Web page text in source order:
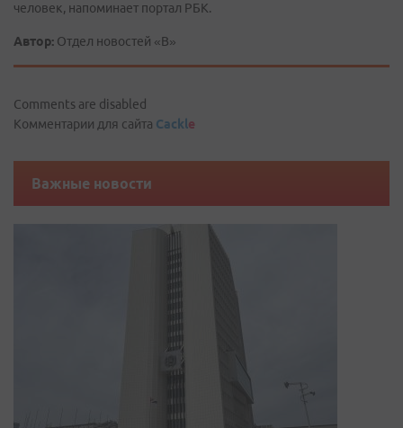
человек, напоминает портал РБК.
Автор: Отдел новостей «В»
Comments are disabled
Комментарии для сайта Cackle
Важные новости